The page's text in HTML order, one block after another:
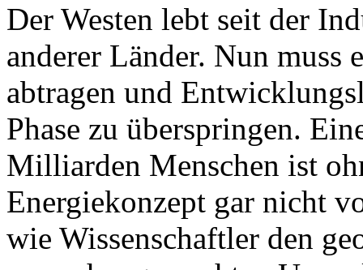
Der Westen lebt seit der
anderer Länder. Nun muss
abtragen und
Phase zu überspringen.
Milliarden Menschen ist
Energiekonzept gar nicht
wie Wissenschaftler den